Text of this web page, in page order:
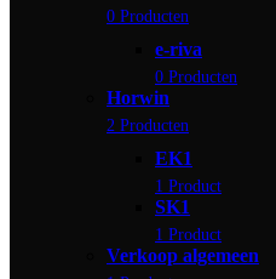
0 Producten
e-riva
0 Producten
Horwin
2 Producten
EK1
1 Product
SK1
1 Product
Verkoop algemeen